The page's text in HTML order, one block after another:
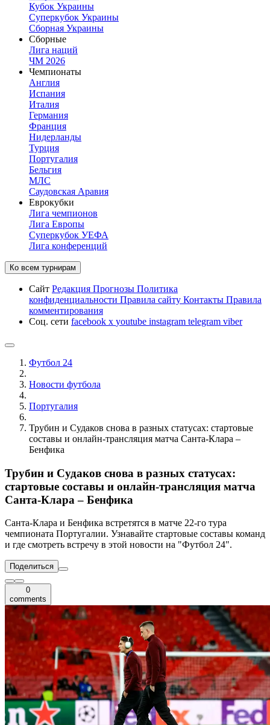
Кубок Украины
Суперкубок Украины
Сборная Украины
Сборные
Лига наций
ЧМ 2026
Чемпионаты
Англия
Испания
Италия
Германия
Франция
Нидерланды
Турция
Португалия
Бельгия
МЛС
Саудовская Аравия
Еврокубки
Лига чемпионов
Лига Европы
Суперкубок УЕФА
Лига конференций
Ко всем турнирам
Сайт Редакция Прогнозы Политика
конфиденциальности Правила сайту Контакты Правила
комментирования
Соц. сети facebook x youtube instagram telegram viber
Футбол 24
Новости футбола
Португалия
Трубин и Судаков снова в разных статусах: стартовые
составы и онлайн-трансляция матча Санта-Клара –
Бенфика
Трубин и Судаков снова в разных статусах:
стартовые составы и онлайн-трансляция матча
Санта-Клара – Бенфика
Санта-Клара и Бенфика встретятся в матче 22-го тура
чемпионата Португалии. Узнавайте стартовые составы команд
и где смотреть встречу в этой новости на "Футбол 24".
Поделиться
0
comments